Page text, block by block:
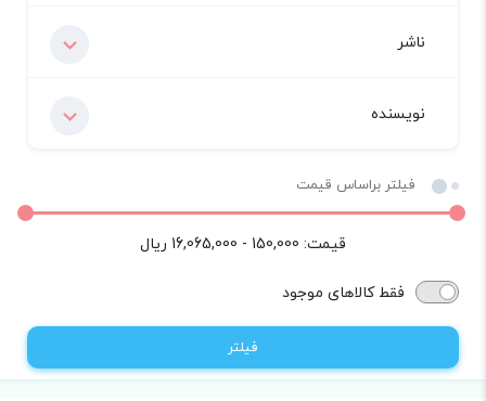
ناشر
نویسنده
فیلتر براساس قیمت
قیمت: 150,000 - 16,065,000
ریال
فقط کالاهای موجود
فیلتر